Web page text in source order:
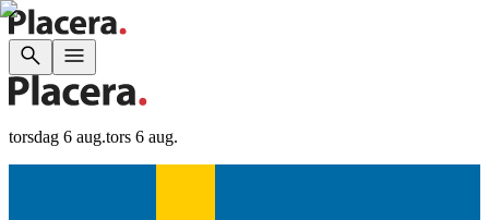
torsdag 6 aug.tors 6 aug.